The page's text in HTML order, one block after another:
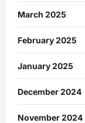
March 2025
February 2025
January 2025
December 2024
November 2024